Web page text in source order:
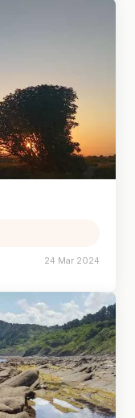
24 Mar 2024